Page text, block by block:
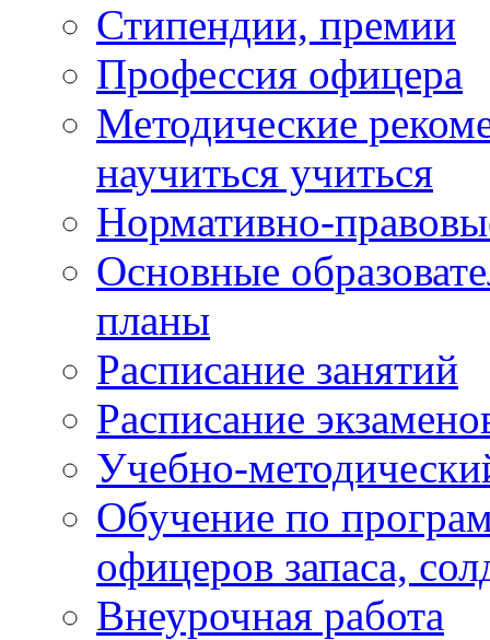
Стипендии, премии
Профессия офицера
Методические
научиться учиться
Нормативно-
Основные
планы
Расписание занятий
Расписание
Учебно-
Обучение по
офицеров запаса,
Внеурочная работа